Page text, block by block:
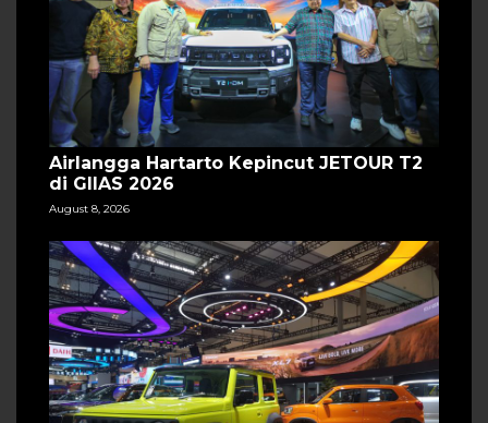
Airlangga Hartarto Kepincut JETOUR T2
di GIIAS 2026
August 8, 2026